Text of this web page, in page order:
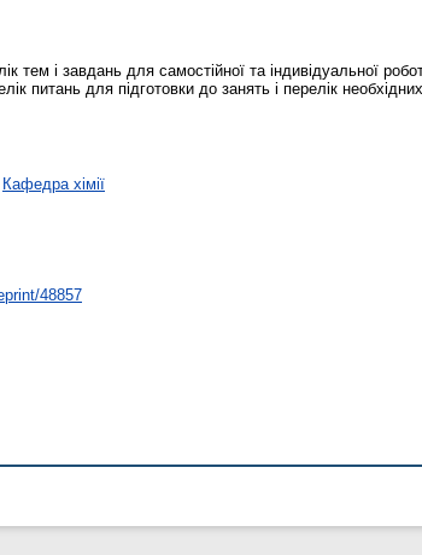
тем і завдань для самостійної та індивідуальної
питань для підготовки до занять і перелік
Кафедра хімії
48857